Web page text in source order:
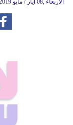
02:44 2019 الأربعاء ,08 أيار / مايو